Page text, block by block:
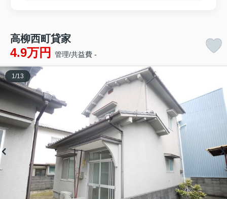
高柳西町貸家
4.9万円 管理/共益費 -
1/13